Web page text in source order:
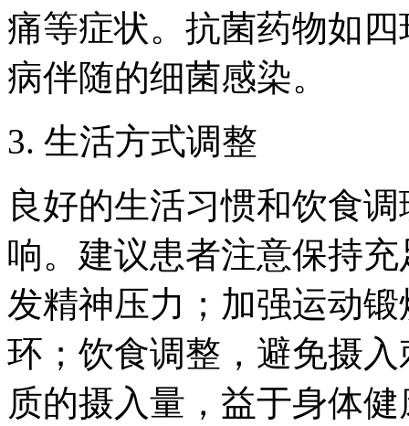
痛等症状。抗菌药物如
病伴随的细菌感染。
3. 生活方式调整
良好的生活习惯和饮食
响。建议患者注意保持
发精神压力；加强运动
环；饮食调整，避免摄
质的摄入量，益于身体